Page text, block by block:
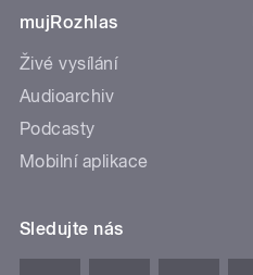
mujRozhlas
Živé vysílání
Audioarchiv
Podcasty
Mobilní aplikace
Sledujte nás